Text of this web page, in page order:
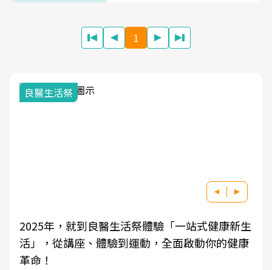
1
良醫生活祭
2025年，就到良醫生活祭體驗「一站式健康新生
活」，從講座、體驗到運動，全面啟動你的健康
革命！